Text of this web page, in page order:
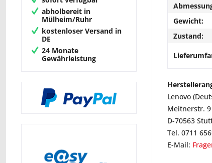
abholbereit in
Mülheim/Ruhr
kostenloser Versand in
DE
24 Monate
Gewährleistung
Gewicht:
Zustand:
Lenovo
Meitnerstr. 9
D-70563
Tel. 0711
E-Mail: